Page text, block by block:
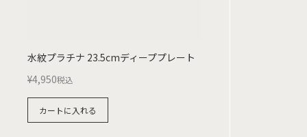
水紋プラチナ 23.5cmディーププレート
¥4,950税込
カートに入れる